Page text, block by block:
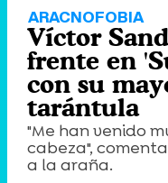
ARACNOFOBIA
Víctor
frente en
con su
tarántula
"Me han venido
cabeza",
a la araña.